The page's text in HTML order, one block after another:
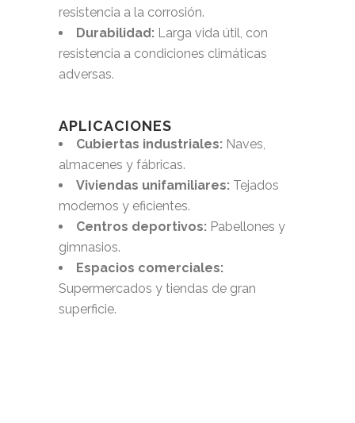
resistencia a la corrosión.
Durabilidad: Larga vida útil, con
resistencia a condiciones climáticas
adversas.
APLICACIONES
Cubiertas industriales: Naves,
almacenes y fábricas.
Viviendas unifamiliares: Tejados
modernos y eficientes.
Centros deportivos: Pabellones y
gimnasios.
Espacios comerciales:
Supermercados y tiendas de gran
superficie.